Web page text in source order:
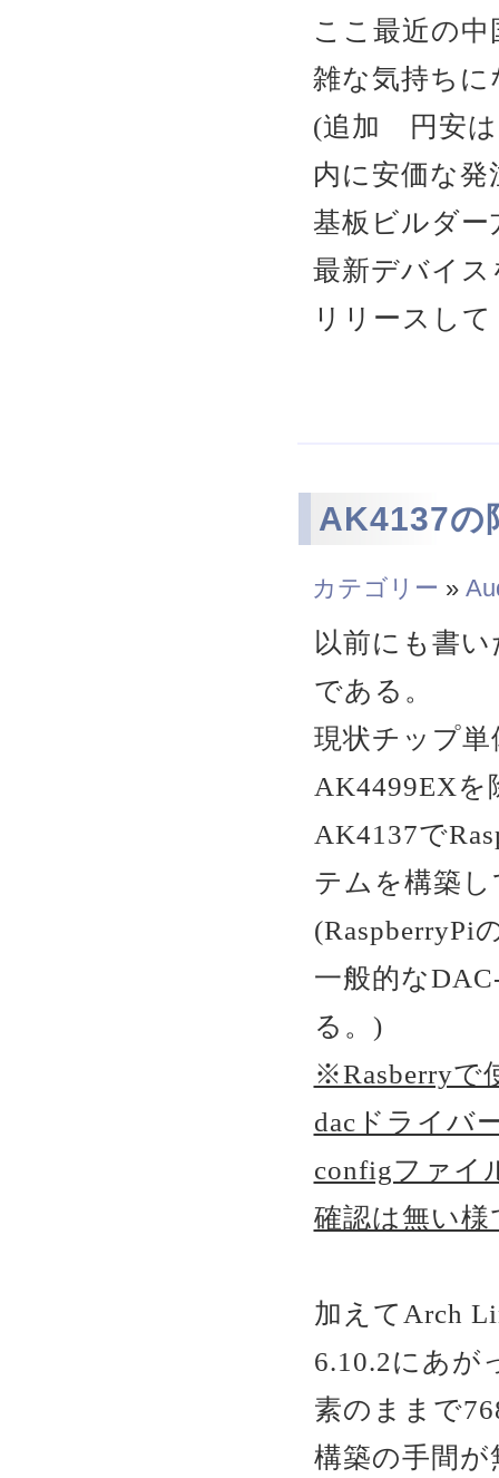
ここ最近の
雑な気持ち
(追加 円安は
内に安価な
基板ビルダー
最新デバイス
リリースし
AK4137の
カテゴリー »
以前にも書
である。
現状チップ
AK4499EXを
AK4137で
テムを構築
(RaspberryPi
一般的な
る。)
※Rasberryで
dacドライバ
configファイ
確認は無い
加えてArch
6.10.2にあが
素のままで
構築の手間